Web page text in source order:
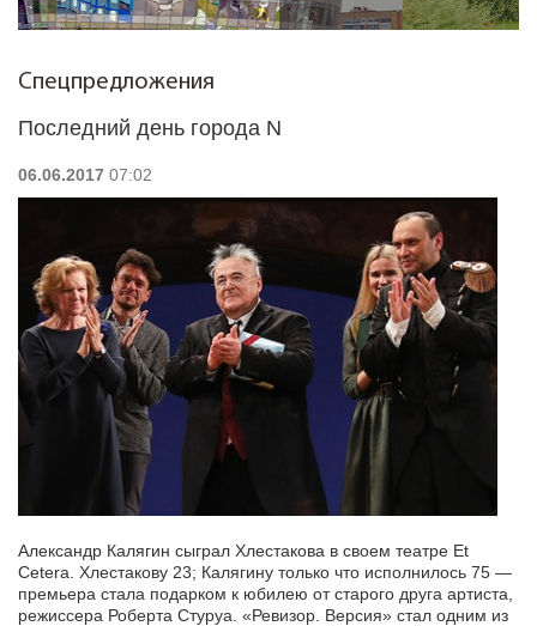
Спецпредложения
Последний день города N
06.06.2017 07:02
Александр Калягин сыграл Хлестакова в своем театре Et
Cetera. Хлестакову 23; Калягину только что исполнилось 75 —
премьера стала подарком к юбилею от старого друга артиста,
режиссера Роберта Стуруа. «Ревизор. Версия» стал одним из